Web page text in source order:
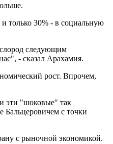
только 30% - в социальную
следующим
- сказал Арахамия.
рост. Впрочем,
эти "шоковые" так
Бальцеровичем с точки
с рыночной экономикой.